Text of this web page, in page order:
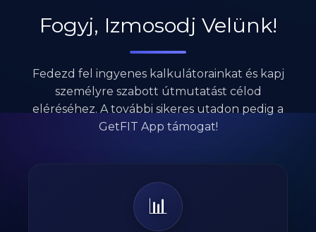
Fogyj, Izmosodj Velünk!
Fedezd fel ingyenes kalkulátorainkat és kapj
személyre szabott útmutatást célod
eléréséhez. A további sikeres utadon pedig a
GetFIT App támogat!
📊